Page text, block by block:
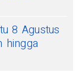
8 Agustus
hingga